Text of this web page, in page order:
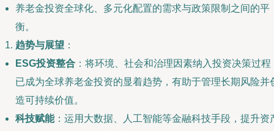
养老金投资全球化、多元化配置的需求与政策限制之间的平
衡。
趋势与展望 ：
ESG投资整合 ：将环境、社会和治理因素纳入投资决策过程
已成为全球养老金投资的显着趋势，有助于管理长期风险并
造可持续价值。
科技赋能：运用大数据、人工智能等金融科技手段，提升资